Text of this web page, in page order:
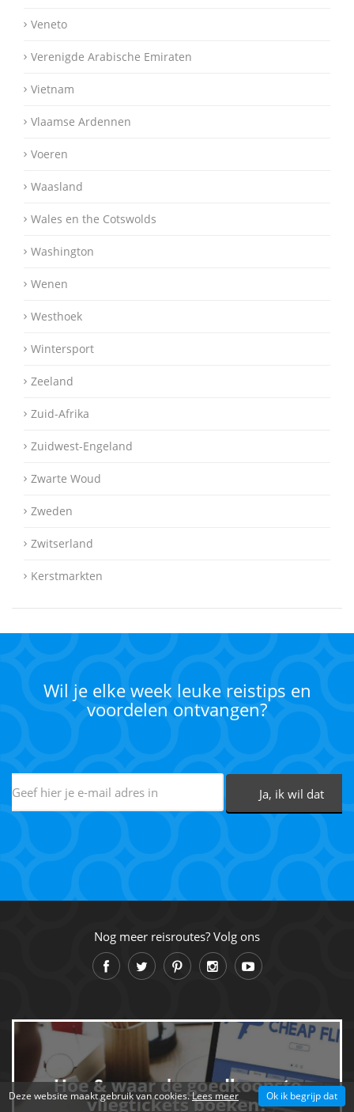
Veneto
Verenigde Arabische Emiraten
Vietnam
Vlaamse Ardennen
Voeren
Waasland
Wales en the Cotswolds
Washington
Wenen
Westhoek
Wintersport
Zeeland
Zuid-Afrika
Zuidwest-Engeland
Zwarte Woud
Zweden
Zwitserland
Kerstmarkten
Wil je elke week leuke reistips en
voordelen ontvangen?
Nog meer reisroutes? Volg ons
Deze website maakt gebruik van cookies.Lees meer Ok ik begrijp dat